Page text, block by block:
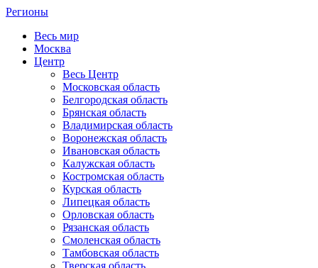
Регионы
Весь мир
Москва
Центр
Весь Центр
Московская область
Белгородская область
Брянская область
Владимирская область
Воронежская область
Ивановская область
Калужская область
Костромская область
Курская область
Липецкая область
Орловская область
Рязанская область
Смоленская область
Тамбовская область
Тверская область